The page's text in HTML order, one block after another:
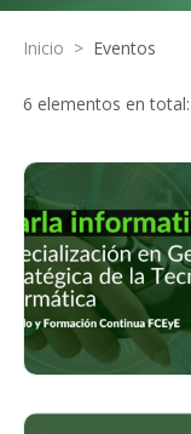
Inicio > Eventos
6 elementos en total: